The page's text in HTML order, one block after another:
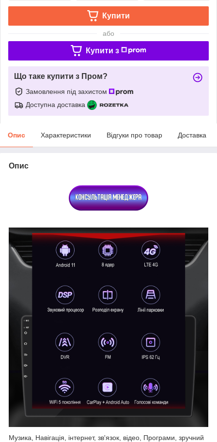
Купити
або
Купити з
Що таке купити з Пром?
Замовлення під захистом
Доступна доставка
Опис Характеристики Відгуки про товар Доставка
Опис
Музика, Навігація, інтернет, зв'язок, відео, Програми, зручний